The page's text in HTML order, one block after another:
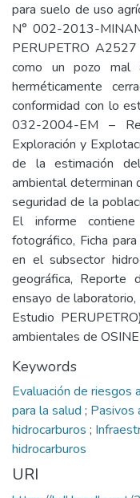
para suelo de uso
N° 002-2013-
PERUPETRO
como un pozo mal
herméticamente
conformidad con lo
032-2004-EM –
Exploración y
de la estimación
ambiental determinan
seguridad de la
El informe
fotográfico, Ficha
en el subsector
geográfica, Reporte
ensayo de
Estudio
ambientales de
Keywords
Evaluación de riesgos
para la salud ; Pasivos
hidrocarburos ;
hidrocarburos
URI